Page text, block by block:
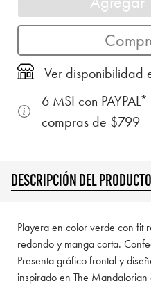
Ver disponibilidad
6 MSI con
compras de $799
DESCRIPCIÓN DEL PRODUCTO
Playera en color verde con fit
redondo y manga corta.
Presenta gráfico frontal y
inspirado en The